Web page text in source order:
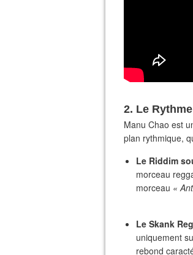
2. Le
​Manu Chao est
plan rythmique,
Le Riddim
morceau
morceau «
Le Skank
uniquement
rebond